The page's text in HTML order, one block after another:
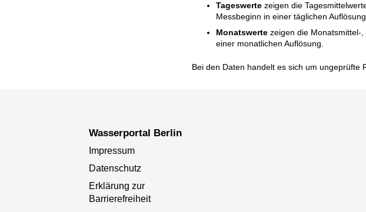
Tageswertezeigen die
Messbeginn in einer täglichen
Monatswertezeigen die Monatsmittel-,
einer monatlichen Auflösung.
Bei den Daten handelt es sich um ungeprüfte
Wasserportal Berlin
Impressum
Datenschutz
Erklärung zur
Barrierefreiheit